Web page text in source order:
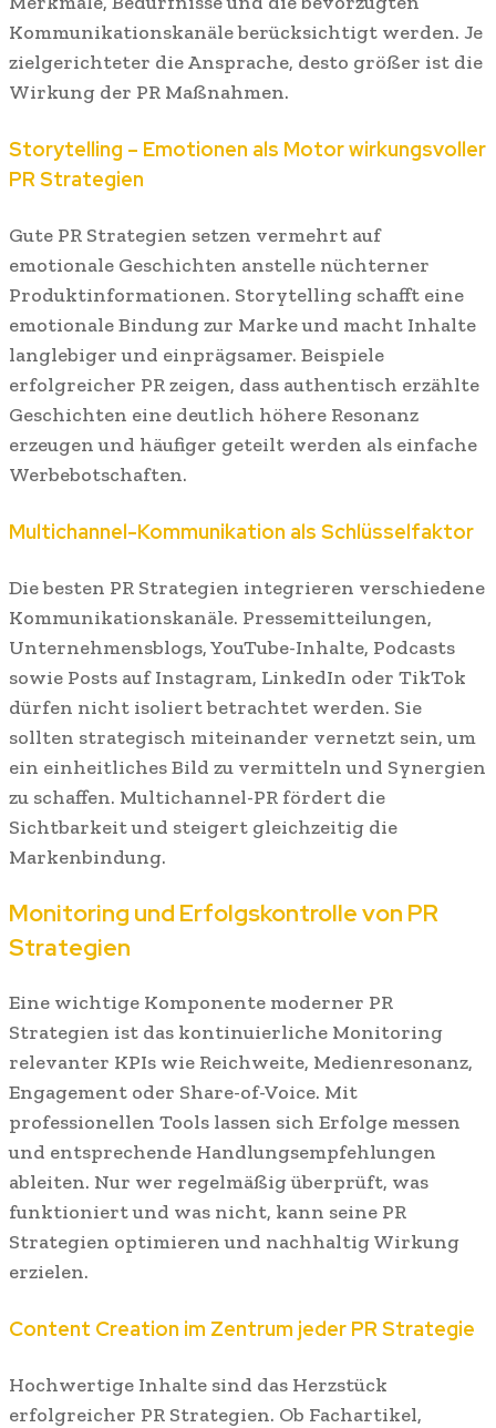
Kommunikationskanäle berücksichtigt werden. Je
zielgerichteter die Ansprache, desto größer ist die
Wirkung der PR Maßnahmen.
Storytelling – Emotionen als Motor wirkungsvoller
PR Strategien
Gute PR Strategien setzen vermehrt auf
emotionale Geschichten anstelle nüchterner
Produktinformationen. Storytelling schafft eine
emotionale Bindung zur Marke und macht Inhalte
langlebiger und einprägsamer. Beispiele
erfolgreicher PR zeigen, dass authentisch erzählte
Geschichten eine deutlich höhere Resonanz
erzeugen und häufiger geteilt werden als einfache
Werbebotschaften.
Multichannel-Kommunikation als Schlüsselfaktor
Die besten PR Strategien integrieren verschiedene
Kommunikationskanäle. Pressemitteilungen,
Unternehmensblogs, YouTube-Inhalte, Podcasts
sowie Posts auf Instagram, LinkedIn oder TikTok
dürfen nicht isoliert betrachtet werden. Sie
sollten strategisch miteinander vernetzt sein, um
ein einheitliches Bild zu vermitteln und Synergien
zu schaffen. Multichannel-PR fördert die
Sichtbarkeit und steigert gleichzeitig die
Markenbindung.
Monitoring und Erfolgskontrolle von PR
Strategien
Eine wichtige Komponente moderner PR
Strategien ist das kontinuierliche Monitoring
relevanter KPIs wie Reichweite, Medienresonanz,
Engagement oder Share-of-Voice. Mit
professionellen Tools lassen sich Erfolge messen
und entsprechende Handlungsempfehlungen
ableiten. Nur wer regelmäßig überprüft, was
funktioniert und was nicht, kann seine PR
Strategien optimieren und nachhaltig Wirkung
erzielen.
Content Creation im Zentrum jeder PR Strategie
Hochwertige Inhalte sind das Herzstück
erfolgreicher PR Strategien. Ob Fachartikel,